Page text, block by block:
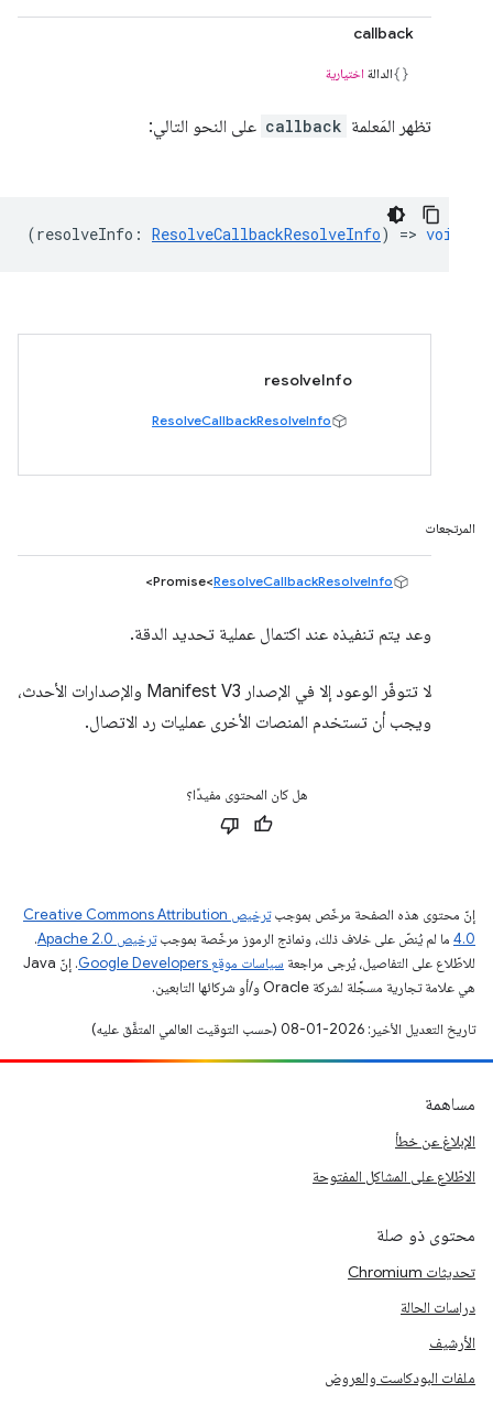
callback
الدالة اختيارية
تظهر المَعلمة callback على النحو التالي:
(resolveInfo : ResolveCallbackResolveInfo) => void
resolveInfo
ResolveCallbackResolveInfo
المرتجعات
Promise<ResolveCallbackResolveInfo
>
وعد يتم تنفيذه عند اكتمال عملية تحديد الدقة.
لا تتوفّر الوعود إلا في الإصدار Manifest V3 والإصدارات الأحدث،
ويجب أن تستخدم المنصات الأخرى عمليات رد الاتصال.
هل كان المحتوى مفيدًا؟
إنّ محتوى هذه الصفحة مرخّص بموجب
ترخيص Creative Commons Attribution
4.0‏ ما لم يُنصّ على خلاف ذلك، ونماذج الرموز مرخّصة بموجبترخيص Apache 2.0‏
.
للاطّلاع على التفاصيل، يُرجى مراجعة سياسات موقع Google Developers‏
. إنّ Java
هي علامة تجارية مسجَّلة لشركة Oracle و/أو شركائها التابعين.
تاريخ التعديل الأخير: 2026-01-08 (حسب التوقيت العالمي المتفَّق عليه)
مساهمة
الإبلاغ عن خطأ
الاطّلاع على المشاكل المفتوحة
محتوى ذو صلة
تحديثات Chromium
دراسات الحالة
الأرشيف
ملفات البودكاست والعروض